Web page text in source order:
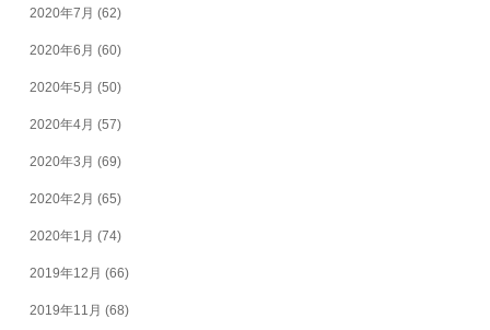
2020年7月 (62)
2020年6月 (60)
2020年5月 (50)
2020年4月 (57)
2020年3月 (69)
2020年2月 (65)
2020年1月 (74)
2019年12月 (66)
2019年11月 (68)